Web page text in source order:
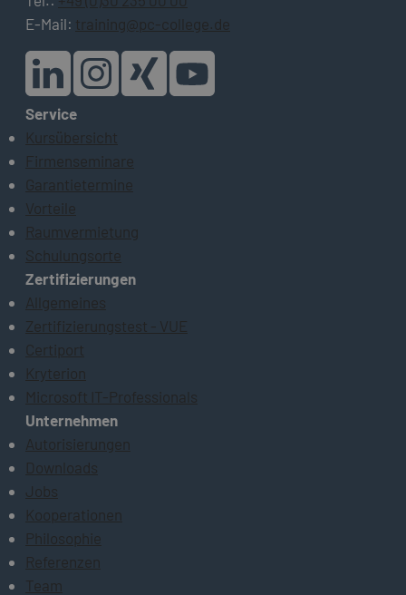
E-Mail: training@pc-college.de
Service
Kursübersicht
Firmenseminare
Garantietermine
Vorteile
Raumvermietung
Schulungsorte
Zertifizierungen
Allgemeines
Zertifizierungstest - VUE
Certiport
Kryterion
Microsoft IT-Professionals
Unternehmen
Autorisierungen
Downloads
Jobs
Kooperationen
Philosophie
Referenzen
Team